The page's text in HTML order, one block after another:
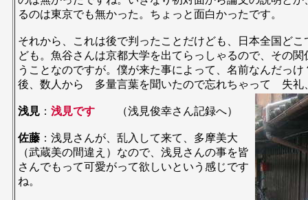
るのは東京でも無かった。ちょっと面白かったです。
それから、これは後で判ったことだけども、日本全国ど
ども。魚谷さんは京都大学を出てらっしゃるので、その
うことなのですが。僕が来た事によって、名前なんだっ
後、数人から 多量言葉を聞いたので忘れちゃって 失礼
浅見 ： 浅見です （浅見俊幸さん記録へ）
佐藤 ：浅見さんが、乱入して来て、多摩美大
（武蔵美の間違え）なので、浅見さんの事を皆
さんでもって可愛がって欲しいという感じです
ね。